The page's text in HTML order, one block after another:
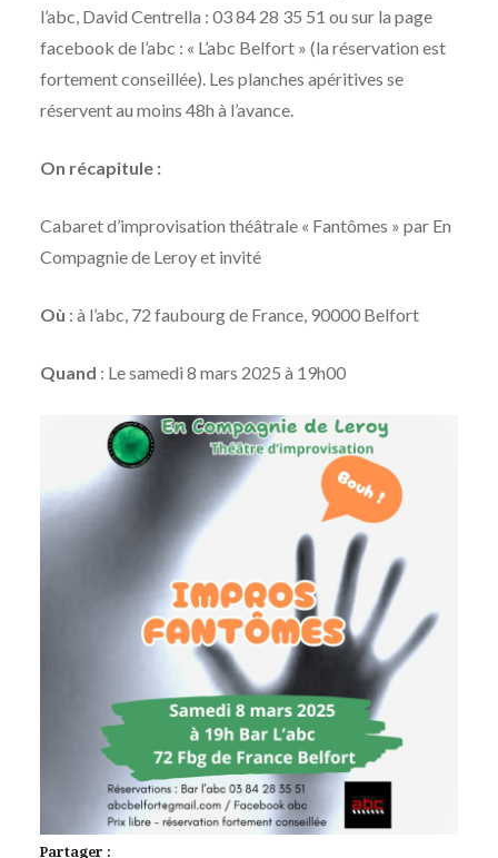
l’abc, David Centrella : 03 84 28 35 51 ou sur la page
facebook de l’abc : « L’abc Belfort » (la réservation est
fortement conseillée). Les planches apéritives se
réservent au moins 48h à l’avance.
On récapitule :
Cabaret d’improvisation théâtrale « Fantômes » par En
Compagnie de Leroy et invité
Où : à l’abc, 72 faubourg de France, 90000 Belfort
Quand : Le samedi 8 mars 2025 à 19h00
Partager :